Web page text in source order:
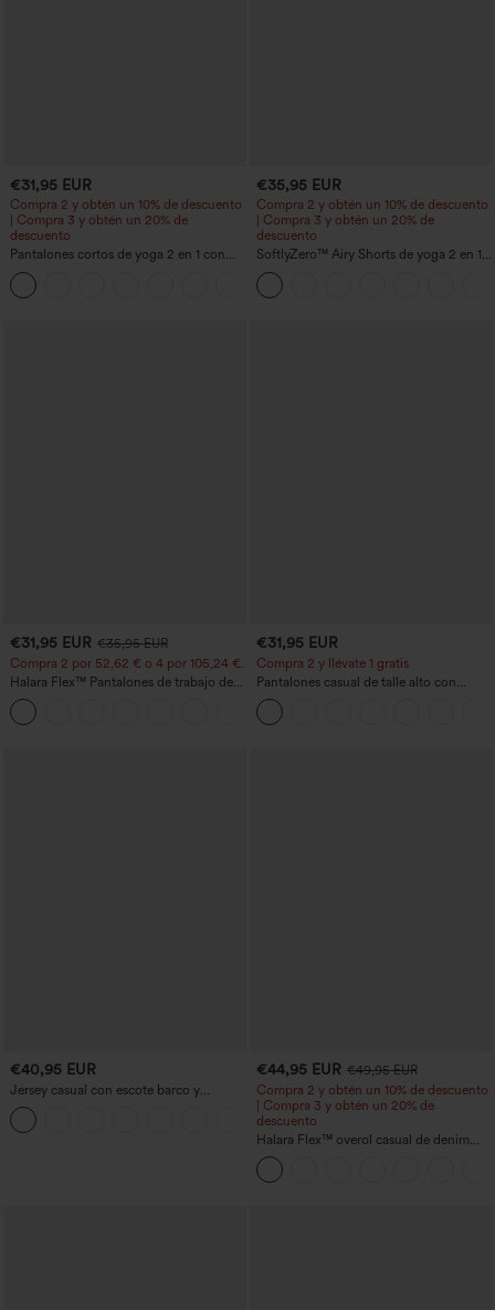
€31,95 EUR
Compra 2 y obtén un 10% de descuento
| Compra 3 y obtén un 20% de
descuento
Pantalones cortos de yoga 2 en 1 con
bolsillo trasero de talle muy alto y
bolsillo lateral oculto de 5&#39;&#39;
de longitud más larga
€35,95 EUR
Compra 2 y obtén un 10% de descuento
| Compra 3 y obtén un 20% de
descuento
SoftlyZero™ Airy Shorts de yoga 2 en 1
InstantCool de talle súper alto, 7" con
bolsillos
€31,95 EUR €35,95 EUR
Compra 2 por 52,62 € o 4 por 105,24 €.
Halara Flex™ Pantalones de trabajo de
talle alto, moldeadores del cuerpo, que
estilizan la cintura, con bolsillos, de
pierna ancha en micro‑waffle
€31,95 EUR
Compra 2 y llévate 1 gratis
Pantalones casual de talle alto con
cordón, pernera ancha, en mezcla de
lino y con bolsillos
€40,95 EUR
Jersey casual con escote barco y
mangas murciélago
€44,95 EUR €49,95 EUR
Compra 2 y obtén un 10% de descuento
| Compra 3 y obtén un 20% de
descuento
Halara Flex™ overol casual de denim
lavado con escote en V y bolsillos